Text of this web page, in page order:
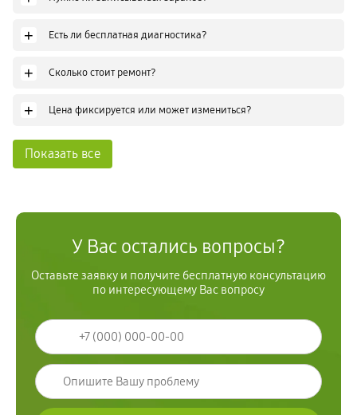
+ Есть ли бесплатная диагностика?
+ Сколько стоит ремонт?
+ Цена фиксируется или может измениться?
Показать все
У Вас остались вопросы?
Оставьте заявку и получите бесплатную консультацию
по интересующему Вас вопросу